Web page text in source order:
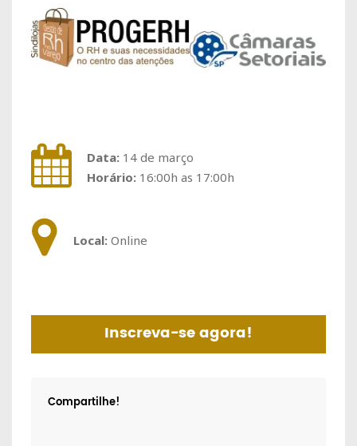
Data: 14 de março
Horário: 16:00h as 17:00h
Local: Online
Inscreva-se agora!
Compartilhe!